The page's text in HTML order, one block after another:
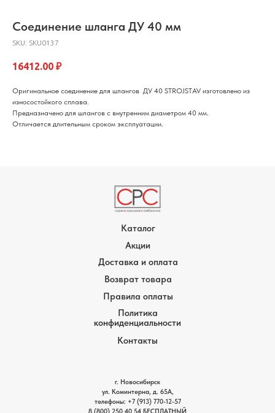
Соединение шланга ДУ 40 мм
SKU: SKU0137
16412.00 ₽
Оригинальное соединение для шлангов ДУ 40 STROJSTAV изготовлено из
износостойкого сплава.
Предназначено для шлангов с внутренним диаметром 40 мм.
Отличается длительным сроком эксплуатации.
Доставка и оплата
Возврат товара
Каталог
Акции
Контакты
Правила оплаты
Политика
конфиденциальности
г. Новосибирск
ул. Коминтерна, д. 65А,
телефоны: +7 (913) 770-12-57